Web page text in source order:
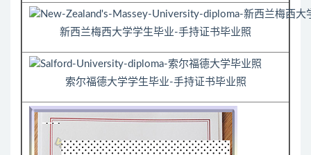
新西兰梅西大学学生毕业-手持证书毕业照
索尔福德大学学生毕业-手持证书毕业照